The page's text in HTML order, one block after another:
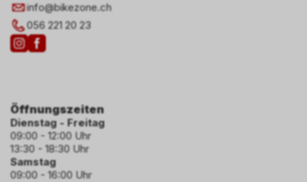
info@bikezone.ch
056 221 20 23
Öffnungszeiten
Dienstag - Freitag
09:00 - 12:00 Uhr
13:30 - 18:30 Uhr
Samstag
09:00 - 16:00 Uhr